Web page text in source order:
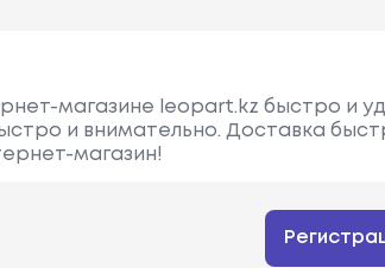
магазине leopart.kz быстро и
и внимательно. Доставка
магазин!